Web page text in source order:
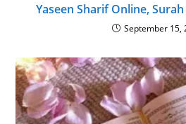
Yaseen Sharif Online, Surah
September 15,